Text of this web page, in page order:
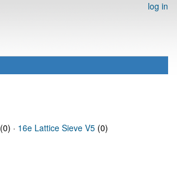
log in
(0) · 16e Lattice Sieve V5 (0)